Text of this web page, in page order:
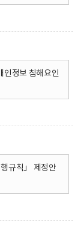
인정보 침해요인
규칙」 제정안